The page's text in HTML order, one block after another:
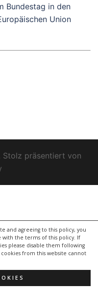
and agreeing to this policy, you
with the terms of this policy. If
please disable them following
from this website cannot
Bundestag in den
Union
präsentiert von